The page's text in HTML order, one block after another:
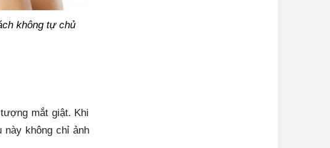
không tự chủ
mắt giật. Khi
không chỉ ảnh